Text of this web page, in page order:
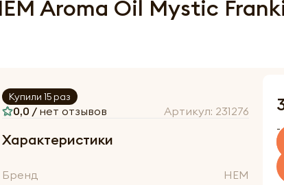
Aroma Oil Mystic
Купили 15 раз
0,0 / нет отзывов Артикул: 231276
Характеристики
Бренд HEM
-